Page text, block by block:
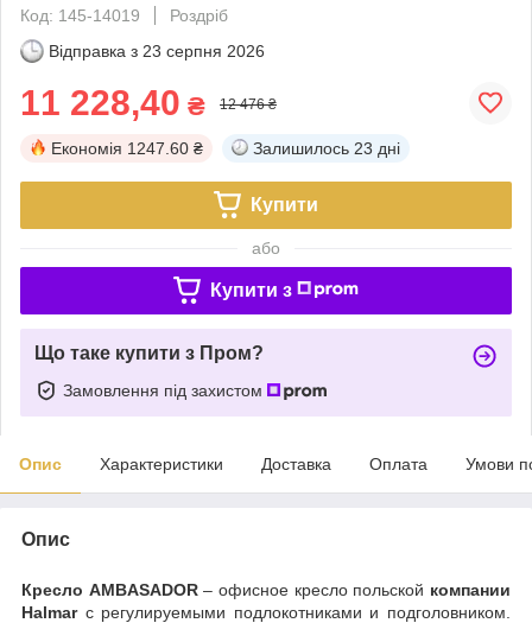
Код: 145-14019
Роздріб
Відправка з 23 серпня 2026
11 228,40 ₴ 12 476 ₴
Економія 1247.60 ₴ Залишилось 23 дні
Купити
або
Купити з
Що таке купити з Пром?
Замовлення під захистом
Опис Характеристики Доставка Оплата Умови
Опис
Кресло AMBASADOR– офисное кресло польской компании
Halmarс регулируемыми подлокотниками и подголовником.